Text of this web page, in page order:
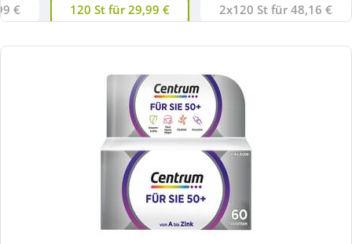
€ 120 St für 29,99 € 2x120 St für 48,16 €